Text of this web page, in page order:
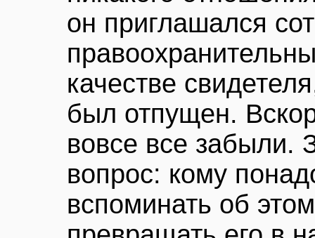
он приглашался
качестве
был отпущен.
вовсе все забыли.
вопрос: кому
вспоминать об